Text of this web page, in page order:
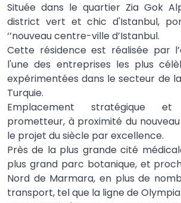
Située dans le quartier Zia Gok
district vert et chic d'Istanbul,
‘’nouveau centre-ville d’Istanbul.
Cette résidence est réalisée par
l'une des entreprises les plus
expérimentées dans le secteur de
Turquie.
Emplacement stratégique et
prometteur, à proximité du
le projet du siècle par excellence.
Près de la plus grande cité
plus grand parc botanique, et
Nord de Marmara, en plus de
transport, tel que la ligne de